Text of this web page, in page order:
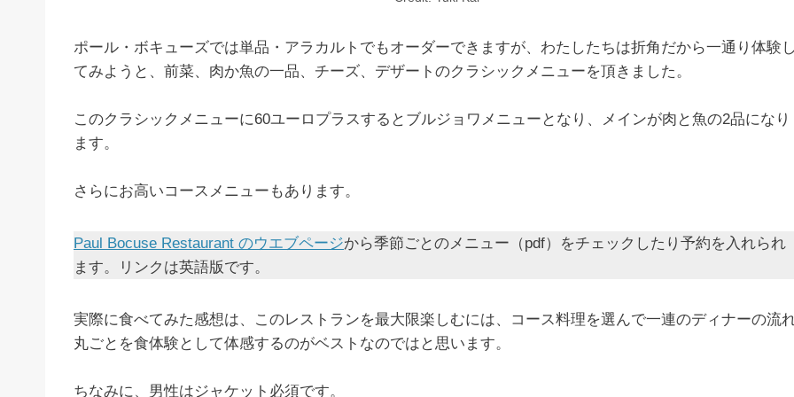
ポール・ボキューズでは単品・アラカルトでもオーダーできますが、わたしたちは折角だから一通り体験
てみようと、前菜、肉か魚の一品、チーズ、デザートのクラシックメニューを頂きました。
このクラシックメニューに60ユーロプラスするとブルジョワメニューとなり、メインが肉と魚の2品になり
ます。
さらにお高いコースメニューもあります。
Paul Bocuse Restaurant のウエブページから季節ごとのメニュー（pdf）をチェックしたり予約を入れられ
ます。リンクは英語版です。
実際に食べてみた感想は、このレストランを最大限楽しむには、コース料理を選んで一連のディナーの流
丸ごとを食体験として体感するのがベストなのではと思います。
ちなみに、男性はジャケット必須です。